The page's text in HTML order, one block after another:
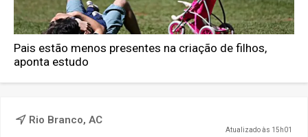
Pais estão menos presentes na criação de filhos,
aponta estudo
Rio Branco, AC
Atualizado às 15h01